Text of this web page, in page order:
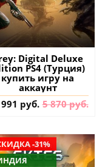
Digital Deluxe
PS4 (Турция)
купить игру на
аккаунт
руб. 5 870 руб.
-31%